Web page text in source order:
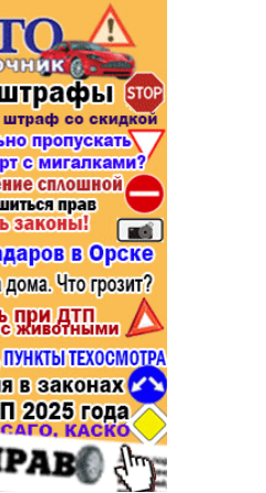
Телекоммуникации и связь
Торговля
Бизнес и финансы
Юристы, Экспертиза, Страхование
Ремонт
Социальные организации
Это интересно
Администрация